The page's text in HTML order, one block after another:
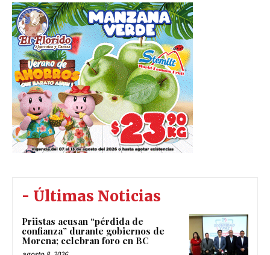
- Últimas Noticias
Priistas acusan “pérdida de
confianza” durante gobiernos de
Morena; celebran foro en BC